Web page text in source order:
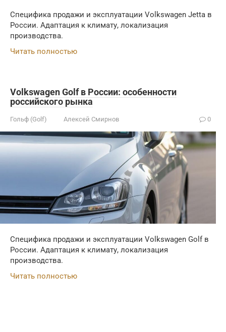
Специфика продажи и эксплуатации Volkswagen Jetta в
России. Адаптация к климату, локализация
производства.
Читать полностью
Volkswagen Golf в России: особенности
российского рынка
Гольф (Golf) Алексей Смирнов 0
Специфика продажи и эксплуатации Volkswagen Golf в
России. Адаптация к климату, локализация
производства.
Читать полностью